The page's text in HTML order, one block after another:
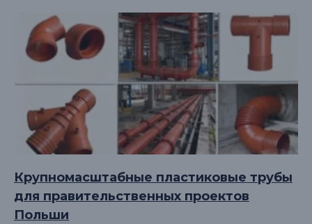
Крупномасштабные пластиковые трубы
для правительственных проектов
Польши